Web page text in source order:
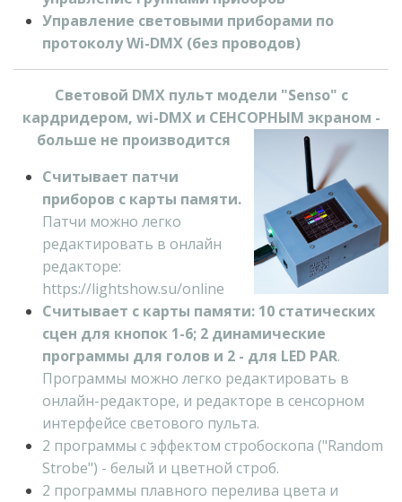
Управление световыми приборами по
протоколу Wi-DMX (без проводов)
Световой DMX пульт модели "Senso" с
кардридером, wi-DMX и СЕНСОРНЫМ экраном -
больше не производится
Считывает патчи
приборов с карты памяти.
Патчи можно легко
редактировать в онлайн
редакторе:
https://lightshow.su/online
Считывает с карты памяти: 10 статических
сцен для кнопок 1-6; 2 динамические
программы для голов и 2 - для LED PAR.
Программы можно легко редактировать в
онлайн-редакторе, и редакторе в сенсорном
интерфейсе светового пульта.
2 программы с эффектом стробоскопа ("Random
Strobe") - белый и цветной строб.
2 программы плавного перелива цвета и